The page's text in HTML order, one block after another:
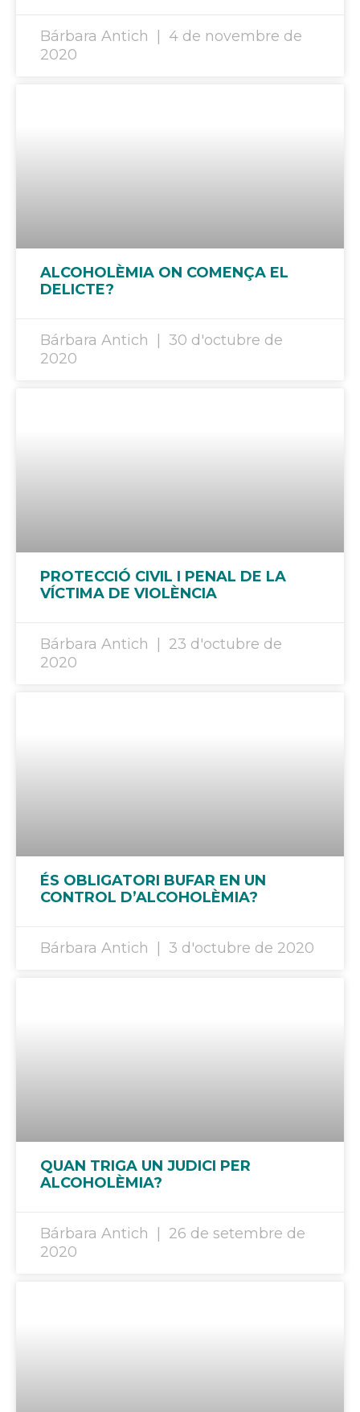
Bárbara Antich
4 de novembre de
2020
ALCOHOLÈMIA ON COMENÇA EL
DELICTE?
Bárbara Antich
30 d'octubre de
2020
PROTECCIÓ CIVIL I PENAL DE LA
VÍCTIMA DE VIOLÈNCIA
Bárbara Antich
23 d'octubre de
2020
ÉS OBLIGATORI BUFAR EN UN
CONTROL D’ALCOHOLÈMIA?
Bárbara Antich 3 d'octubre de 2020
QUAN TRIGA UN JUDICI PER
ALCOHOLÈMIA?
Bárbara Antich
26 de setembre de
2020